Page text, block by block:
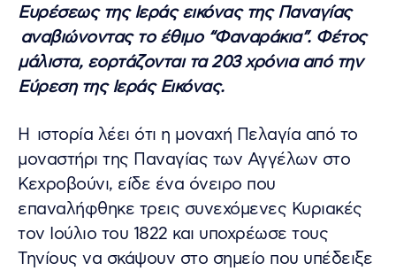
Ευρέσεως της Ιεράς εικόνας της Παναγίας
αναβιώνοντας το έθιμο “Φαναράκια”. Φέτος
μάλιστα, εορτάζονται τα 203 χρόνια από την
Εύρεση της Ιεράς Εικόνας.
Η ιστορία λέει ότι η μοναχή Πελαγία από το
μοναστήρι της Παναγίας των Αγγέλων στο
Κεχροβούνι, είδε ένα όνειρο που
επαναλήφθηκε τρεις συνεχόμενες Κυριακές
τον Ιούλιο του 1822 και υποχρέωσε τους
Τηνίους να σκάψουν στο σημείο που υπέδειξε